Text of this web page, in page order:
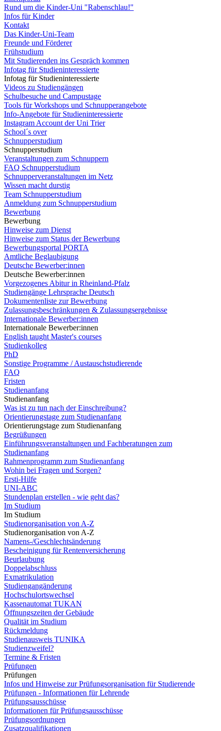
Rund um die Kinder-Uni "Rabenschlau!"
Infos für Kinder
Kontakt
Das Kinder-Uni-Team
Freunde und Förderer
Frühstudium
Mit Studierenden ins Gespräch kommen
Infotag für Studieninteressierte
Infotag für Studieninteressierte
Videos zu Studiengängen
Schulbesuche und Campustage
Tools für Workshops und Schnupperangebote
Info-Angebote für Studieninteressierte
Instagram Account der Uni Trier
School´s over
Schnupperstudium
Schnupperstudium
Veranstaltungen zum Schnuppern
FAQ Schnupperstudium
Schnupperveranstaltungen im Netz
Wissen macht durstig
Team Schnupperstudium
Anmeldung zum Schnupperstudium
Bewerbung
Bewerbung
Hinweise zum Dienst
Hinweise zum Status der Bewerbung
Bewerbungsportal PORTA
Amtliche Beglaubigung
Deutsche Bewerber:innen
Deutsche Bewerber:innen
Vorgezogenes Abitur in Rheinland-Pfalz
Studiengänge Lehrsprache Deutsch
Dokumentenliste zur Bewerbung
Zulassungsbeschränkungen & Zulassungsergebnisse
Internationale Bewerber:innen
Internationale Bewerber:innen
English taught Master's courses
Studienkolleg
PhD
Sonstige Programme / Austauschstudierende
FAQ
Fristen
Studienanfang
Studienanfang
Was ist zu tun nach der Einschreibung?
Orientierungstage zum Studienanfang
Orientierungstage zum Studienanfang
Begrüßungen
Einführungsveranstaltungen und Fachberatungen zum
Studienanfang
Rahmenprogramm zum Studienanfang
Wohin bei Fragen und Sorgen?
Ersti-Hilfe
UNI-ABC
Stundenplan erstellen - wie geht das?
Im Studium
Im Studium
Studienorganisation von A-Z
Studienorganisation von A-Z
Namens-/Geschlechtsänderung
Bescheinigung für Rentenversicherung
Beurlaubung
Doppelabschluss
Exmatrikulation
Studiengangänderung
Hochschulortswechsel
Kassenautomat TUKAN
Öffnungszeiten der Gebäude
Qualität im Studium
Rückmeldung
Studienausweis TUNIKA
Studienzweifel?
Termine & Fristen
Prüfungen
Prüfungen
Infos und Hinweise zur Prüfungsorganisation für Studierende
Prüfungen - Informationen für Lehrende
Prüfungsausschüsse
Informationen für Prüfungsausschüsse
Prüfungsordnungen
Zusatzqualifikationen